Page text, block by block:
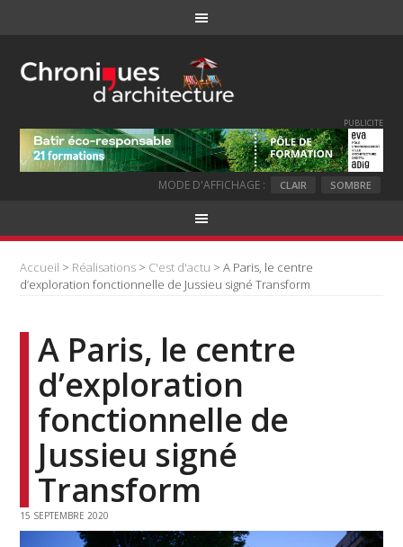
PUBLICITE
MODE D'AFFICHAGE : CLAIR SOMBRE
Accueil > Réalisations > C'est d'actu > A Paris, le centre
d’exploration fonctionnelle de Jussieu signé Transform
A Paris, le centre
d’exploration
fonctionnelle de
Jussieu signé
Transform
15 SEPTEMBRE 2020